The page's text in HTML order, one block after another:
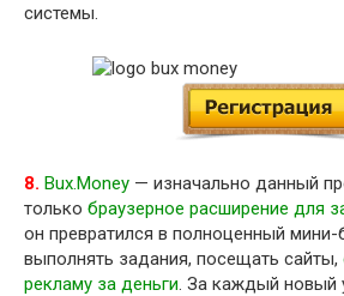
системы.
8. Bux.Money — изначально данный
только браузерное расширение для
он превратился в полноценный
выполнять задания, посещать сайты,
рекламу за деньги. За каждый новый